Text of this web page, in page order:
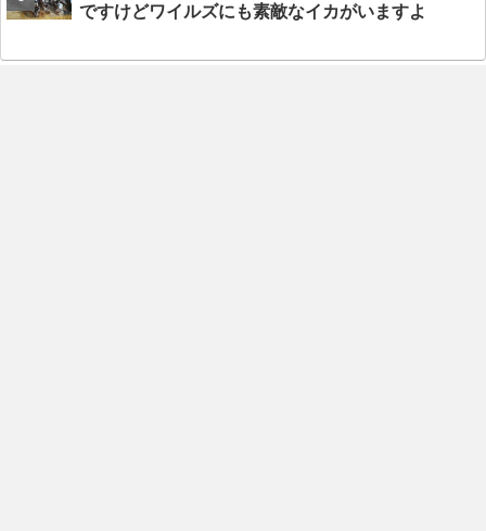
ですけどワイルズにも素敵なイカがいますよ